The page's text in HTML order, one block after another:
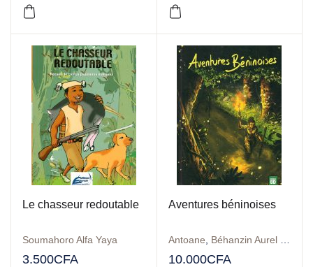
Le chasseur redoutable
Soumahoro Alfa Yaya
3.500CFA
Aventures béninoises
Antoane Béhanzin Aurel Giresse
10.000CFA